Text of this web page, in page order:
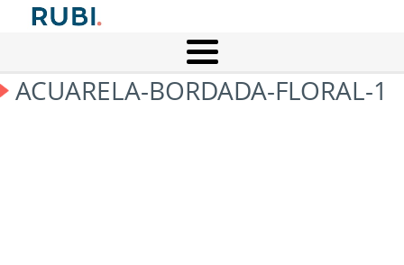
ACUARELA-BORDADA-FLORAL-1